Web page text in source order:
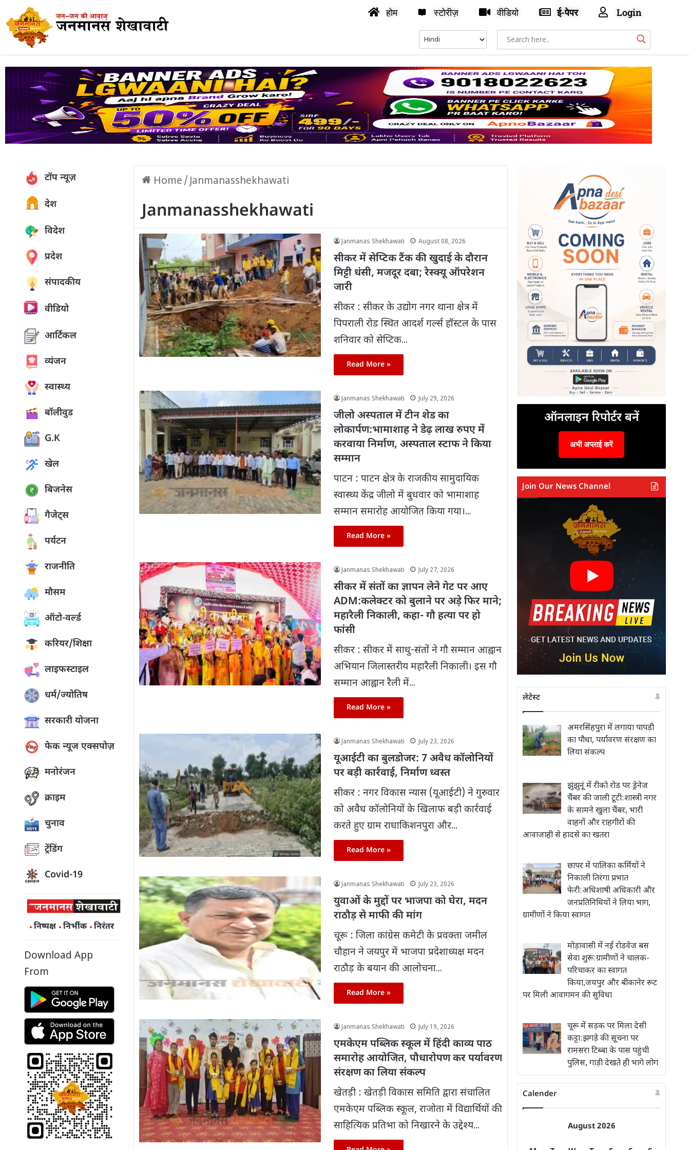
होम स्टोरीज़ वीडियो ई-पेपर Login
टॉप न्यूज़
देश
विदेश
प्रदेश
संपादकीय
वीडियो
आर्टिकल
व्यंजन
स्वास्थ्य
बॉलीवुड
G.K
खेल
बिजनेस
गैजेट्स
पर्यटन
राजनीति
मौसम
ऑटो-वर्ल्ड
करियर/शिक्षा
लाइफस्टाइल
धर्म/ज्योतिष
सरकारी योजना
फेक न्यूज एक्सपोज़
मनोरंजन
क्राइम
चुनाव
ट्रेंडिंग
Covid-19
निष्पक्ष निर्भीक निरंतर
Download App
From
Home /Janmanasshekhawati
Janmanasshekhawati
Janmanas Shekhawati August 08, 2026
सीकर में सेप्टिक टैंक की खुदाई के दौरान
मिट्टी धंसी, मजदूर दबा; रेस्क्यू ऑपरेशन
जारी
सीकर : सीकर के उद्योग नगर थाना क्षेत्र में
पिपराली रोड स्थित आदर्श गर्ल्स हॉस्टल के पास
शनिवार को सेप्टिक...
Read More »
Janmanas Shekhawati July 29, 2026
जीलो अस्पताल में टीन शेड का
लोकार्पण:भामाशाह ने डेढ़ लाख रुपए में
करवाया निर्माण, अस्पताल स्टाफ ने किया
सम्मान
पाटन : पाटन क्षेत्र के राजकीय सामुदायिक
स्वास्थ्य केंद्र जीलो में बुधवार को भामाशाह
सम्मान समारोह आयोजित किया गया।...
Read More »
Janmanas Shekhawati July 27, 2026
सीकर में संतों का ज्ञापन लेने गेट पर आए
ADM:कलेक्टर को बुलाने पर अड़े फिर माने;
महारैली निकाली, कहा- गौ हत्या पर हो
फांसी
सीकर : सीकर में साधु-संतों ने गौ सम्मान आह्वान
अभियान जिलास्तरीय महारैली निकाली। इस गौ
सम्मान आह्वान रैली में...
Read More »
Janmanas Shekhawati July 23, 2026
यूआईटी का बुलडोजर: 7 अवैध कॉलोनियों
पर बड़ी कार्रवाई, निर्माण ध्वस्त
सीकर : नगर विकास न्यास (यूआईटी) ने गुरुवार
को अवैध कॉलोनियों के खिलाफ बड़ी कार्रवाई
करते हुए ग्राम राधाकिशनपुरा और...
Read More »
Janmanas Shekhawati July 23, 2026
युवाओं के मुद्दों पर भाजपा को घेरा, मदन
राठौड़ से माफी की मांग
चूरू : जिला कांग्रेस कमेटी के प्रवक्ता जमील
चौहान ने जयपुर में भाजपा प्रदेशाध्यक्ष मदन
राठौड़ के बयान की आलोचना...
Read More »
Janmanas Shekhawati July 19, 2026
एमकेएम पब्लिक स्कूल में हिंदी काव्य पाठ
समारोह आयोजित, पौधारोपण कर पर्यावरण
संरक्षण का लिया संकल्प
खेतड़ी : खेतड़ी विकास समिति द्वारा संचालित
एमकेएम पब्लिक स्कूल, राजोता में विद्यार्थियों की
साहित्यिक प्रतिभा को निखारने के उद्देश्य...
ऑनलाइन रिपोर्टर बनें
अभी अप्लाई करें
Join Our News Channel
लेटेस्ट
अमरसिंहपुरा में लगाया पापड़ी
का पौधा, पर्यावरण संरक्षण का
लिया संकल्प
झुंझुनूं में रीको रोड पर ड्रेनेज
चैंबर की जाली टूटी:शास्त्री नगर
के सामने खुला चैंबर, भारी
वाहनों और राहगीरों की
आवाजाही से हादसे का खतरा
छापर में पालिका कर्मियों ने
निकाली तिरंगा प्रभात
फेरी:अधिशाषी अधिकारी और
जनप्रतिनिधियों ने लिया भाग,
ग्रामीणों ने किया स्वागत
मोड़ावासी में नई रोडवेज बस
सेवा शुरू:ग्रामीणों ने चालक-
परिचाकर का स्वागत
किया,जयपुर और बीकानेर रूट
पर मिली आवागमन की सुविधा
चूरू में सड़क पर मिला देसी
कट्टा:झगड़े की सूचना पर
रामसरा टिब्बा के पास पहुंची
पुलिस, गाड़ी देखते ही भागे लोग
Calender
August 2026